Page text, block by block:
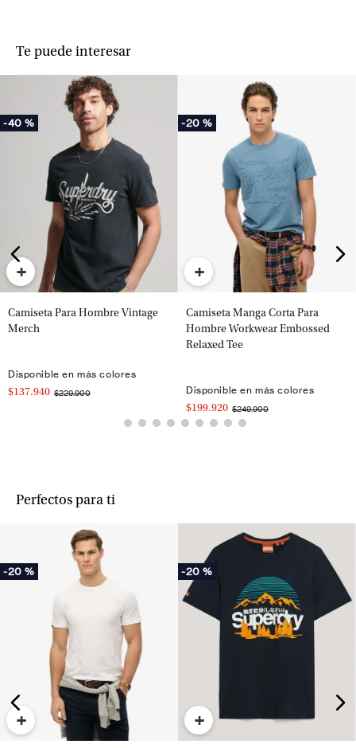
Te puede interesar
-40 %
+
Camiseta Para Hombre Vintage
Merch
Disponible en más colores
$137.940 $229.900
-20 %
+
Camiseta Manga Corta Para
Hombre Workwear Embossed
Relaxed Tee
Disponible en más colores
$199.920 $249.900
Perfectos para ti
-20 %
+
-20 %
+